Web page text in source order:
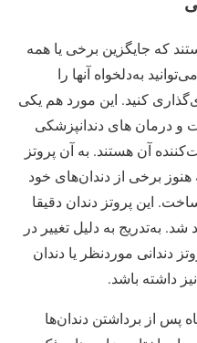
که جایگزین برخی یا همه
به‌دلخواه آنها را
کنید. این مورد هم یکی
و درمان های دندانپزشکی
آن هستند. به آن پروتز
برخی از دندان‌های خود
این پروتز دندان دقیقا
به‌تدریج به دلیل تغییر در
موردنظر یا دندان
داشته باشد.
پس از برداشتن دندان‌ها